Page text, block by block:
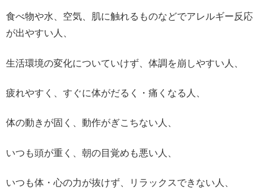
食べ物や水、空気、肌に触れるものなどでアレルギー反応
が出やすい人、
生活環境の変化についていけず、体調を崩しやすい人、
疲れやすく、すぐに体がだるく・痛くなる人、
体の動きが固く、動作がぎこちない人、
いつも頭が重く、朝の目覚めも悪い人、
いつも体・心の力が抜けず、リラックスできない人、